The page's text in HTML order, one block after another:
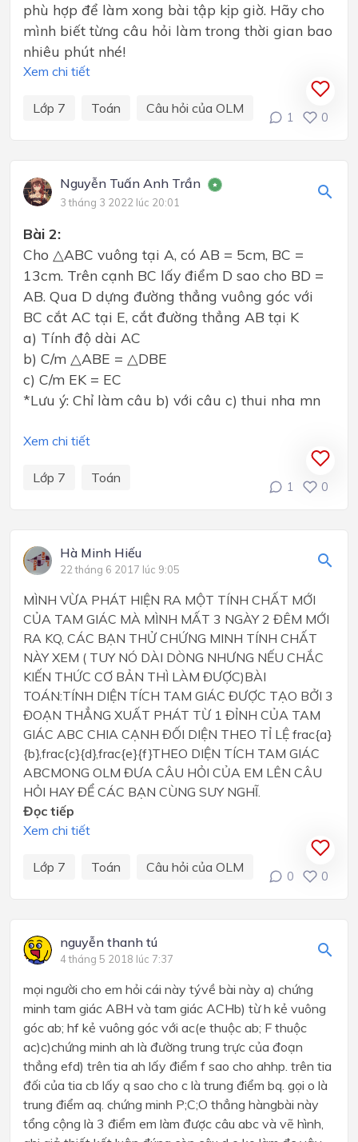
phù hợp để làm xong bài tập kịp giờ. Hãy cho
mình biết từng câu hỏi làm trong thời gian bao
nhiêu phút nhé!
Xem chi tiết
Lớp 7 Toán Câu hỏi của OLM
1 0
Nguyễn Tuấn Anh Trần
3 tháng 3 2022 lúc 20:01
Bài 2:
Cho △ABC vuông tại A, có AB = 5cm, BC =
13cm. Trên cạnh BC lấy điểm D sao cho BD =
AB. Qua D dựng đường thẳng vuông góc với
BC cắt AC tại E, cắt đường thẳng AB tại K
a) Tính độ dài AC
b) C/m △ABE = △DBE
c) C/m EK = EC
*Lưu ý: Chỉ làm câu b) với câu c) thui nha mn
Xem chi tiết
Lớp 7 Toán
1 0
Hà Minh Hiếu
22 tháng 6 2017 lúc 9:05
MÌNH VỪA PHÁT HIỆN RA MỘT TÍNH CHẤT MỚI
CỦA TAM GIÁC MÀ MÌNH MẤT 3 NGÀY 2 ĐÊM MỚI
RA KQ, CÁC BẠN THỬ CHỨNG MINH TÍNH CHẤT
NÀY XEM ( TUY NÓ DÀI DÒNG NHƯNG NẾU CHẮC
KIẾN THỨC CƠ BẢN THÌ LÀM ĐƯỢC)BÀI
TOÁN:TÍNH DIỆN TÍCH TAM GIÁC ĐƯỢC TẠO BỞI 3
ĐOẠN THẲNG XUẤT PHÁT TỪ 1 ĐỈNH CỦA TAM
GIÁC ABC CHIA CẠNH ĐỐI DIỆN THEO TỈ LỆ frac{a}
{b},frac{c}{d},frac{e}{f}THEO DIỆN TÍCH TAM GIÁC
ABCMONG OLM ĐƯA CÂU HỎI CỦA EM LÊN CÂU
HỎI HAY ĐỂ CÁC BẠN CÙNG SUY NGHĨ.
Đọc tiếp
Xem chi tiết
Lớp 7 Toán Câu hỏi của OLM
0 0
nguyễn thanh tú
4 tháng 5 2018 lúc 7:37
mọi người cho em hỏi cái này tývề bài này a) chứng
minh tam giác ABH và tam giác ACHb) từ h kẻ vuông
góc ab; hf kẻ vuông góc với ac(e thuộc ab; F thuộc
ac)c)chứng minh ah là đường trung trực của đoạn
thẳng efd) trên tia ah lấy điểm f sao cho ahhp. trên tia
đối của tia cb lấy q sao cho c là trung điểm bq. gọi o là
trung điểm aq. chứng minh P;C;O thẳng hàngbài này
tổng cộng là 3 điểm em làm được câu abc và vẽ hình,